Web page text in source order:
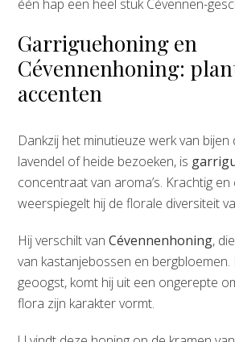
één hap een heel stuk Cévennen-
Garriguehoning en
Cévennenhoning:
accenten
Dankzij het minutieuze werk van bijen
lavendel of heide bezoeken, is
concentraat van aroma’s. Krachtig
weerspiegelt hij de florale diversiteit
Hij verschilt vanCévennenhoning,
van kastanjebossen en
geoogst, komt hij uit een ongerepte
flora zijn karakter vormt.